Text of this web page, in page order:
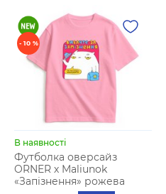
- 10 %
В наявності
Футболка оверсайз
ORNER х Maliunok
«Запізнення» рожева